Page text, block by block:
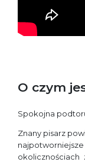
O czym
Spokojna
Znany pisarz